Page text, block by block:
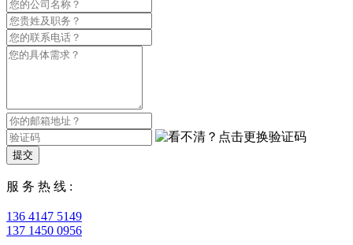
提交
服 务 热 线 :
136 4147 5149
137 1450 0956